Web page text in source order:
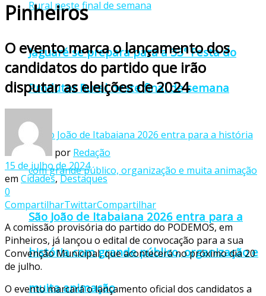
Jaguaré se prepara para a 33ª Festa do
Produtor Rural neste final de semana
São João de Itabaiana 2026 entra para a
história com grande público, organização e
muita animação
Pinheiros
O evento marca o lançamento dos
candidatos do partido que irão
disputar as eleições de 2024
por Redação
15 de julho de 2024
em Cidades,Destaques
0
CompartilharTwittarCompartilhar
A comissão provisória do partido do PODEMOS, em
Pinheiros, já lançou o edital de convocação para a sua
Convenção Municipal, que acontecerá no próximo dia 20
de julho.
O evento marcará o lançamento oficial dos candidatos a